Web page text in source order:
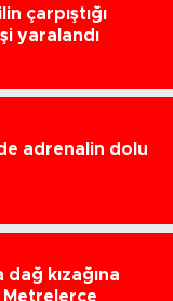
çarpıştığı
yaralandı
adrenalin dolu
kızağına
Metrelerce